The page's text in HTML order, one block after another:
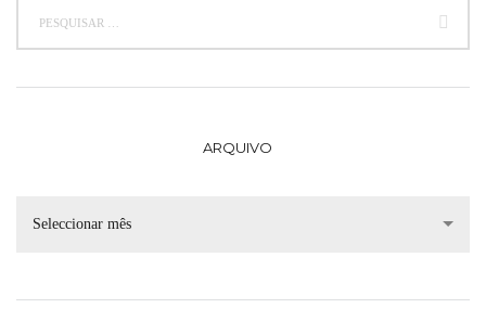
ARQUIVO
Seleccionar mês